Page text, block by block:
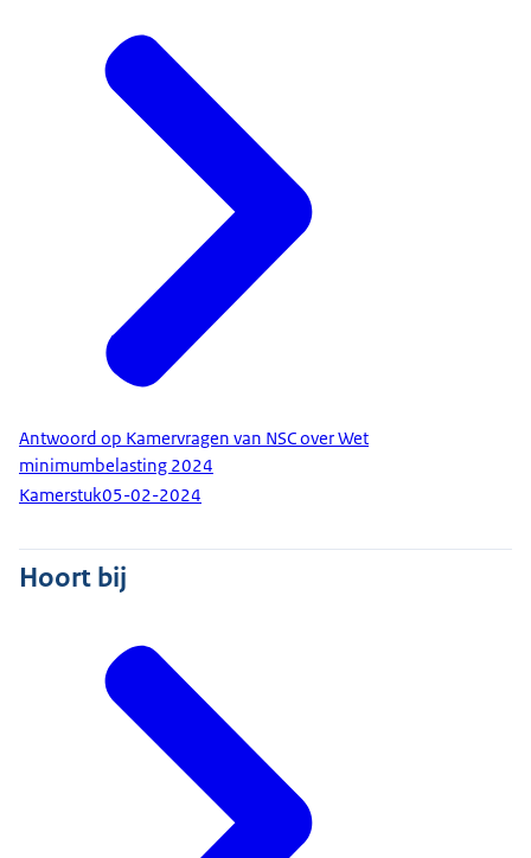
Antwoord op Kamervragen van NSC over Wet
minimumbelasting 2024
Kamerstuk05-02-2024
Hoort bij